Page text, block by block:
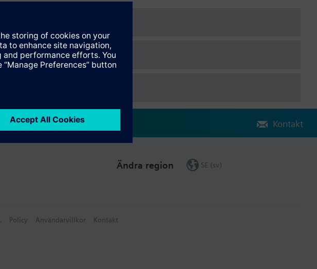
Kontakt
Ändra region SE (sv)
Policy Användarvillkor Kontakt